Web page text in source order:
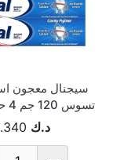
سيجنال معجون
12 د.ك